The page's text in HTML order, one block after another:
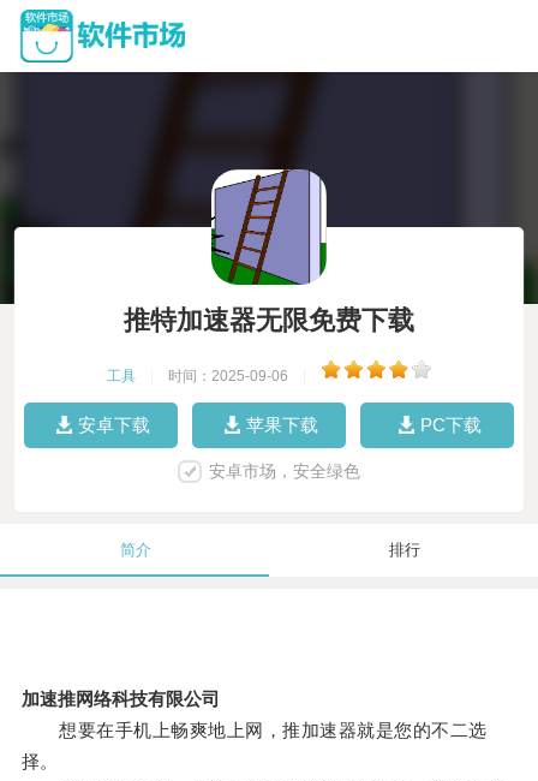
推特加速器无限免费下载
工具 时间：2025-09-06
安卓下载 苹果下载 PC下载
安卓市场，安全绿色
简介 排行
加速推网络科技有限公司
想要在手机上畅爽地上网，推加速器就是您的不二选
择。